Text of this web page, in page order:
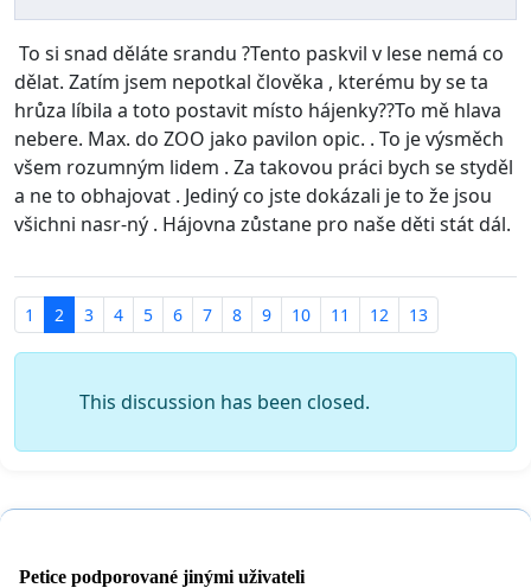
To si snad děláte srandu ?Tento paskvil v lese nemá co
dělat. Zatím jsem nepotkal člověka , kterému by se ta
hrůza líbila a toto postavit místo hájenky??To mě hlava
nebere. Max. do ZOO jako pavilon opic. . To je výsměch
všem rozumným lidem . Za takovou práci bych se styděl
a ne to obhajovat . Jediný co jste dokázali je to že jsou
všichni nasr-ný . Hájovna zůstane pro naše děti stát dál.
1 2 3 4 5 6 7 8 9 10 11 12 13
This discussion has been closed.
Petice podporované jinými uživateli